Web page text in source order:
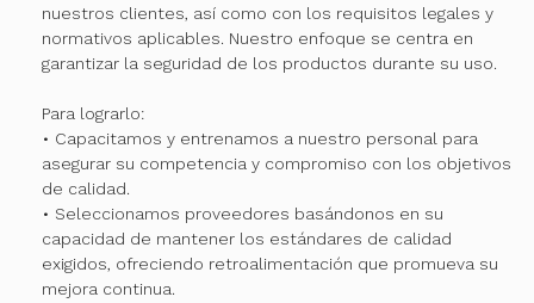
nuestros clientes, así como con los requisitos legales y
normativos aplicables. Nuestro enfoque se centra en
garantizar la seguridad de los productos durante su uso.
Para lograrlo:
• Capacitamos y entrenamos a nuestro personal para
asegurar su competencia y compromiso con los objetivos
de calidad.
• Seleccionamos proveedores basándonos en su
capacidad de mantener los estándares de calidad
exigidos, ofreciendo retroalimentación que promueva su
mejora continua.